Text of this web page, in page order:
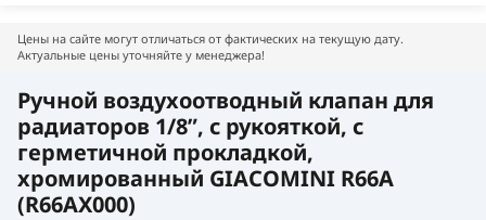
Цены на сайте могут отличаться от фактических на текущую дату.
Актуальные цены уточняйте у менеджера!
Ручной воздухоотводный клапан для
радиаторов 1/8”, с рукояткой, с
герметичной прокладкой,
хромированный GIACOMINI R66A
(R66AX000)